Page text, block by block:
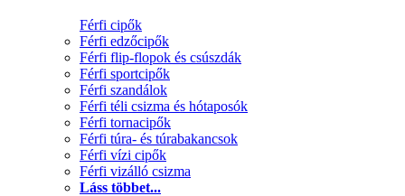
Férfi cipők
Férfi edzőcipők
Férfi flip-flopok és csúszdák
Férfi sportcipők
Férfi szandálok
Férfi téli csizma és hótaposók
Férfi tornacipők
Férfi túra- és túrabakancsok
Férfi vízi cipők
Férfi vizálló csizma
Láss többet...